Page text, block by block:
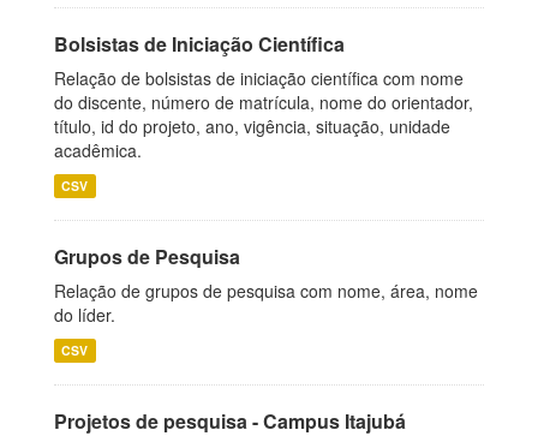
Bolsistas de Iniciação Científica
Relação de bolsistas de iniciação científica com nome
do discente, número de matrícula, nome do orientador,
título, id do projeto, ano, vigência, situação, unidade
acadêmica.
CSV
Grupos de Pesquisa
Relação de grupos de pesquisa com nome, área, nome
do líder.
CSV
Projetos de pesquisa - Campus Itajubá